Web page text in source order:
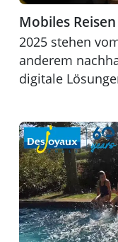
Mobiles
2025 stehen
anderem
digitale